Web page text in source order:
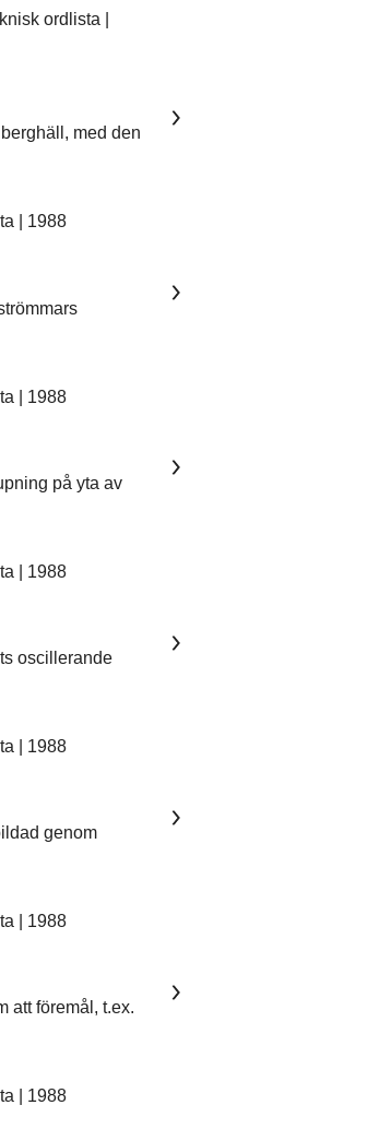
ordlista |
med den
| 1988
| 1988
på yta av
| 1988
oscillerande
| 1988
genom
| 1988
att föremål, t.ex.
| 1988